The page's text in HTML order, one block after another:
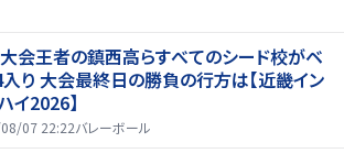
会王者の鎮西高らすべてのシード校がベ
入り 大会最終日の勝負の行方は【近畿イン
イ2026】
07 22:22バレーボール